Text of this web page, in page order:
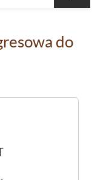
do